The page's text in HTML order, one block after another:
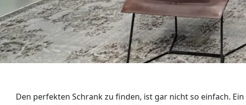
Den perfekten Schrank zu finden, ist gar nicht so einfach.
SCHIEBETÜREN & SCHIEBETÜRSCHRÄNKE
APOTHEKERSCHRANK
WANDBOARDS